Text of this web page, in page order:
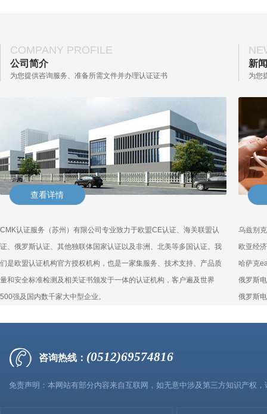
COMPANY PROFILE
公司简介
为您提供咨询服务、准备所需文件并办理认证证书
查看详情
CMK认证服务（苏州）有限公司专业致力于欧盟CE认证、海关联盟认
证、俄罗斯认证、其他独联体国家认证以及非洲、北美等多国认证。我
们是欧盟认证机构官方授权机构，也是一家集服务、技术支持、产品质
量和安全标准检测及相关证书颁发于一体的认证机构，客户遍及世界
500强及国内数千家大中型企业。
新
为您
乌兹别
欧亚经
哈萨克
俄罗斯
俄罗斯
咨询热线： (0512)69574816
免责声明：本网站有部分内容来自互联网，如无意中涉及第三方知识产权